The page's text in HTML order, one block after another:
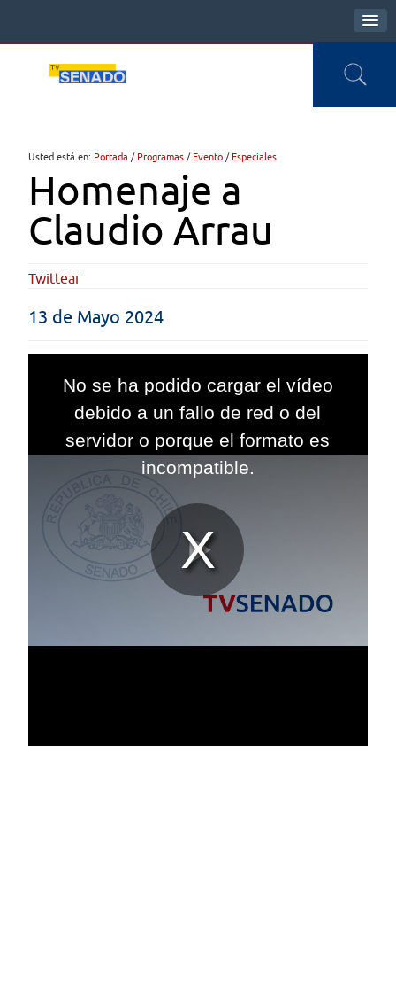
Usted está en: Portada / Programas / Evento / Especiales
Homenaje a
Claudio Arrau
Twittear
13 de Mayo 2024
window.
No se ha podido cargar el vídeo
debido a un fallo de red o del
servidor o porque el formato es
incompatible.